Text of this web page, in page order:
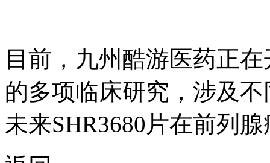
目前，九州酷游医药
的多项临床研究，涉及
未来SHR3680片在前列